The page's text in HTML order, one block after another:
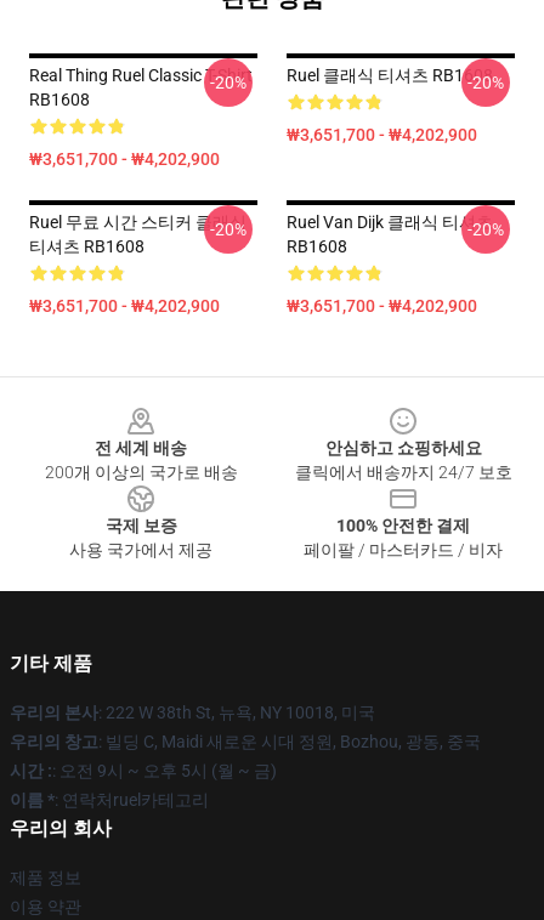
Real Thing Ruel Classic T-Shirt
RB1608
₩3,651,700 - ₩4,202,900
-20% Ruel 클래식 티셔츠 RB1608
₩3,651,700 - ₩4,202,900
-20%
Ruel 무료 시간 스티커 클래식
티셔츠 RB1608
₩3,651,700 - ₩4,202,900
-20%
Ruel Van Dijk 클래식 티셔츠
RB1608
₩3,651,700 - ₩4,202,900
-20%
전 세계 배송
200개 이상의 국가로 배송
안심하고 쇼핑하세요
클릭에서 배송까지 24/7 보호
국제 보증
사용 국가에서 제공
100% 안전한 결제
페이팔 / 마스터카드 / 비자
기타 제품
우리의 본사: 222 W 38th St, 뉴욕, NY 10018, 미국
우리의 창고: 빌딩 C, Maidi 새로운 시대 정원, Bozhou, 광동, 중국
시간 :: 오전 9시 ~ 오후 5시 (월 ~ 금)
이름 *: 연락처ruel카테고리
우리의 회사
제품 정보
이용 약관